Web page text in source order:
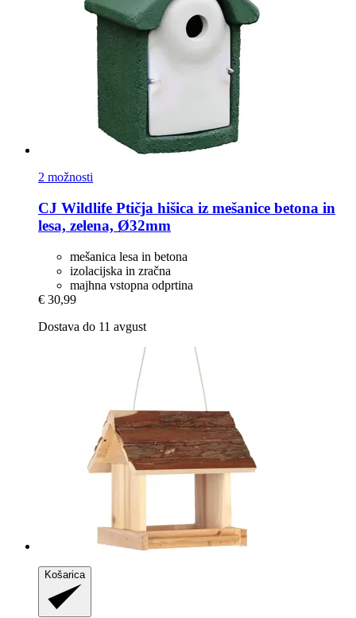
2 možnosti
CJ Wildlife Ptičja hišica iz mešanice betona in
lesa, zelena, Ø32mm
mešanica lesa in betona
izolacijska in zračna
majhna vstopna odprtina
€ 30,99
Dostava do 11 avgust
Košarica